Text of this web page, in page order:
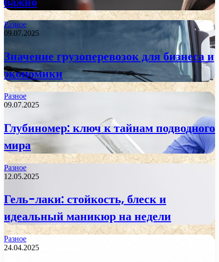
Разное
09.07.2025
Значение грузоперевозок для бизнеса и
экономики
Разное
09.07.2025
Глубиномер: ключ к тайнам подводного
мира
Разное
12.05.2025
Гель-лаки: стойкость, блеск и
идеальный маникюр на недели
Разное
24.04.2025